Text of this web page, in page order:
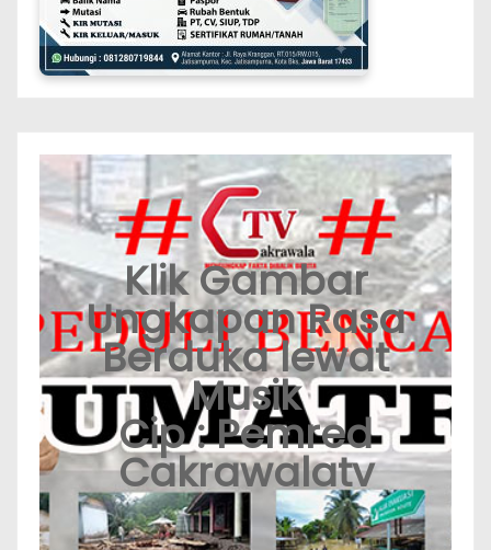
Klik Gambar
Ungkapan Rasa
Berduka lewat
Musik
Cip : Pemred
Cakrawalatv